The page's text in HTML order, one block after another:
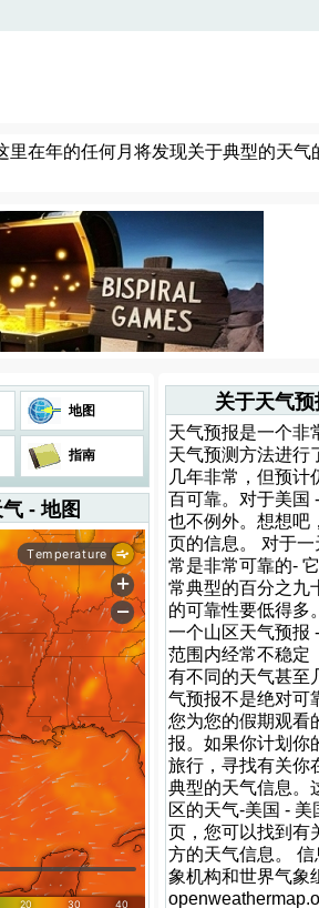
在年的任何月将发现关于典型的天气
地图
指南
- 地图
关于天气
天气预报是一个非
天气预测方法进行
几年非常，但预计
百可靠。对于美国
也不例外。想想吧
页的信息。 对于
常是非常可靠的-
常典型的百分之九
的可靠性要低得多
一个山区天气预报
范围内经常不稳定
有不同的天气甚至
气预报不是绝对可
您为您的假期观看
报。如果你计划你
旅行，寻找有关你
典型的天气信息。
区的天气-美国 - 美
页，您可以找到有
方的天气信息。
象机构和世界气象